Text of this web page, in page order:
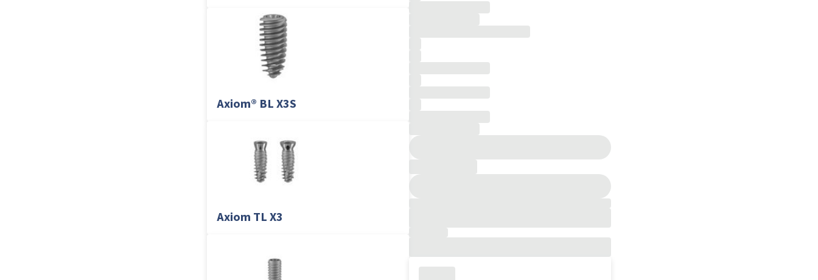
Axiom® BL X3S
Axiom TL X3